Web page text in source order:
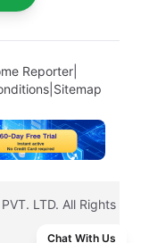
Reporter|
Sitemap
LTD. All Rights
Chat With Us